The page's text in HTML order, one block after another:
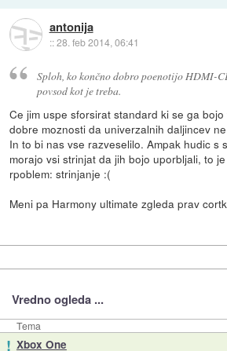
antonija
::28. feb 2014, 06:41
Sploh, ko končno dobro poenotijo HDMI-
povsod kot je treba.
Ce jim uspe sforsirat standard ki se ga
dobre moznosti da univerzalnih daljincev
In to bi nas vse razveselilo. Ampak hudic s
morajo vsi strinjat da jih bojo uporbljali, to
rpoblem: strinjanje :(
Meni pa Harmony ultimate zgleda prav
Vredno ogleda ...
Tema
! Xbox One